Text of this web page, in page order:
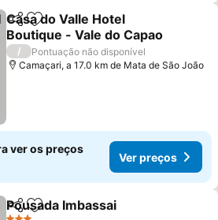
PartilharAdicionar aos favoritos
Casa do Valle Hotel
Boutique - Vale do Capao
/
Pontuação não disponível
Camaçari, a 17.0 km de Mata de São João
ver os preços
Ver preços
PartilharAdicionar aos favoritos
Pousada Imbassai